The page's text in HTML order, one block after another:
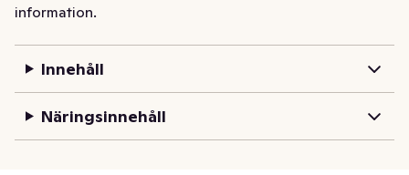
information.
Innehåll
Näringsinnehåll